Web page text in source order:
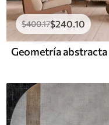
$400.17$240.10